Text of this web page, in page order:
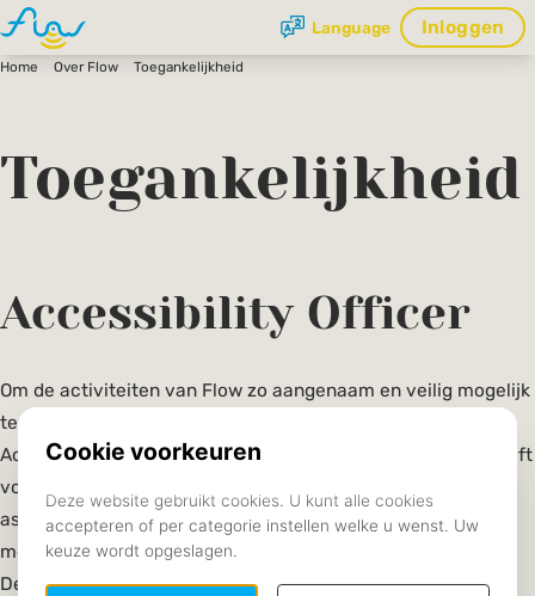
Inloggen
Language
Home Over Flow Toegankelijkheid
Toegankelijkheid
Accessibility Officer
Om de activiteiten van Flow zo aangenaam en veilig mogelijk
te maken voor iedereen, is er een Accessibility Officer. De
Accessibility Officer zorgt ervoor dat de vereniging open blijft
voor mensen die moeite kunnen hebben met bepaalde
aspecten van de activiteiten. Dit omvat onder andere
mensen met depressie, angstklachten, autisme of ADHD.
Deze functie wordt door één persoon in het bestuur